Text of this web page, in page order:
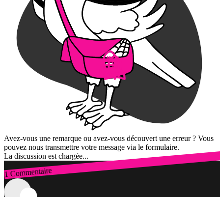
Avez-vous une remarque ou avez-vous découvert une erreur ? Vous
pouvez nous transmettre votre message via le formulaire.
La discussion est chargée...
1 Commentaire
Connexion